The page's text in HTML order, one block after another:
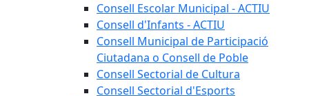
Consell Escolar Municipal - ACTIU
Consell d'Infants - ACTIU
Consell Municipal de Participació
Ciutadana o Consell de Poble
Consell Sectorial de Cultura
Consell Sectorial d'Esports